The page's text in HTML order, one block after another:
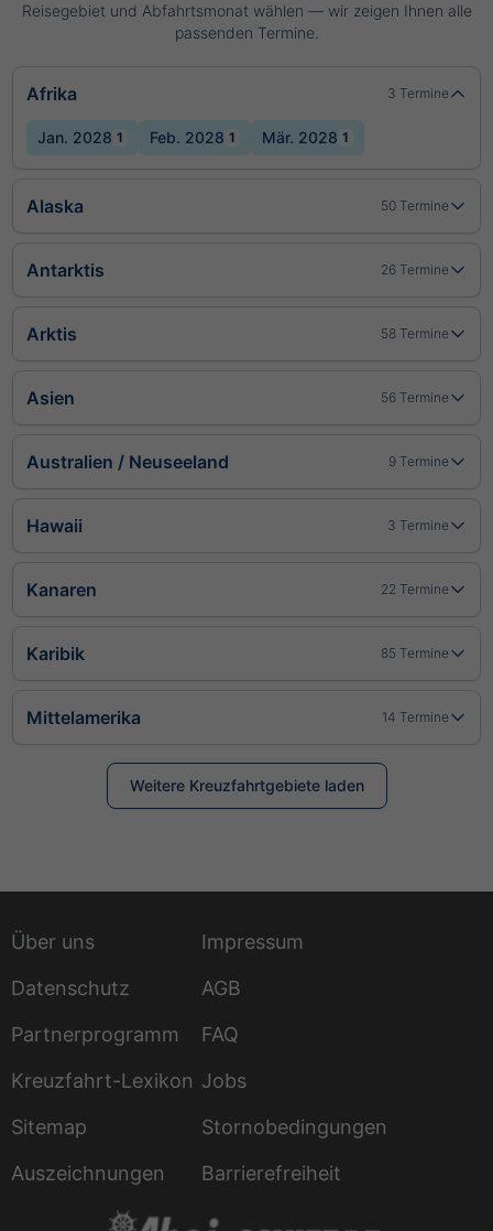
Reisegebiet und Abfahrtsmonat wählen — wir zeigen Ihnen alle
passenden Termine.
Afrika 3 Termine
Jan. 2028 1 Feb. 2028 1 Mär. 2028 1
Alaska 50 Termine
Antarktis 26 Termine
Arktis 58 Termine
Asien 56 Termine
Australien / Neuseeland 9 Termine
Hawaii 3 Termine
Kanaren 22 Termine
Karibik 85 Termine
Mittelamerika 14 Termine
Weitere Kreuzfahrtgebiete laden
Über uns
Impressum
Datenschutz
AGB
Partnerprogramm
FAQ
Kreuzfahrt-Lexikon Jobs
Sitemap
Stornobedingungen
Auszeichnungen
Barrierefreiheit